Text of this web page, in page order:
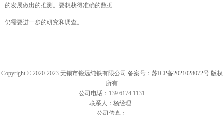
的发展做出的推测。要想获得准确的数据
仍需要进一步的研究和调查。
Copyright © 2020-2023 无锡市锐远纯铁有限公司 备案号：苏ICP备2021028072号 版权
所有
公司电话：139 6174 1131
联系人：杨经理
公司传真：